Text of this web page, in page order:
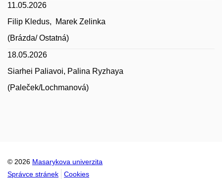
11.05.2026
Filip Kledus, Marek Zelinka
(Brázda/ Ostatná)
18.05.2026
Siarhei Paliavoi, Palina Ryzhaya
(Paleček/Lochmanová)
© 2026 Masarykova univerzita
Správce stránek
Cookies